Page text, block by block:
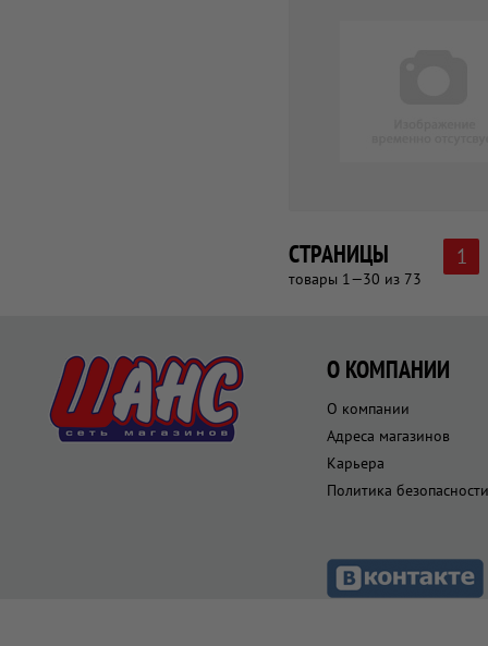
СТРАНИЦЫ
товары 1—30 из 73
1
О КОМПАНИИ
О компании
Адреса магазинов
Карьера
Политика безопасности